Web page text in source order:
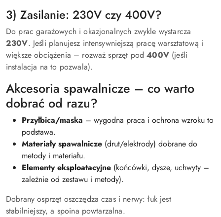
3) Zasilanie: 230V czy 400V?
Do prac garażowych i okazjonalnych zwykle wystarcza
230V. Jeśli planujesz intensywniejszą pracę warsztatową i
większe obciążenia – rozważ sprzęt pod400V(jeśli
instalacja na to pozwala).
Akcesoria spawalnicze – co warto
dobrać od razu?
Przyłbica/maska – wygodna praca i ochrona wzroku to
podstawa.
Materiały spawalnicze (drut/elektrody) dobrane do
metody i materiału.
Elementy eksploatacyjne (końcówki, dysze, uchwyty –
zależnie od zestawu i metody).
Dobrany osprzęt oszczędza czas i nerwy: łuk jest
stabilniejszy, a spoina powtarzalna.